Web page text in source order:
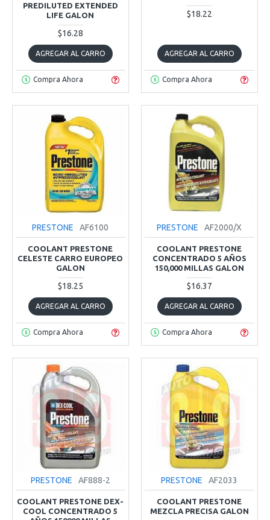
PREDILUTED EXTENDED
LIFE GALON
$16.28
AGREGAR AL CARRO
Compra Ahora
$18.22
AGREGAR AL CARRO
Compra Ahora
PRESTONE AF6100
COOLANT PRESTONE
CELESTE CARRO EUROPEO
GALON
$18.25
AGREGAR AL CARRO
Compra Ahora
PRESTONE AF2000/X
COOLANT PRESTONE
CONCENTRADO 5 AÑOS
150,000 MILLAS GALON
$16.37
AGREGAR AL CARRO
Compra Ahora
PRESTONE AF888-2
COOLANT PRESTONE DEX-
COOL CONCENTRADO 5
PRESTONE AF2033
COOLANT PRESTONE
MEZCLA PRECISA GALON